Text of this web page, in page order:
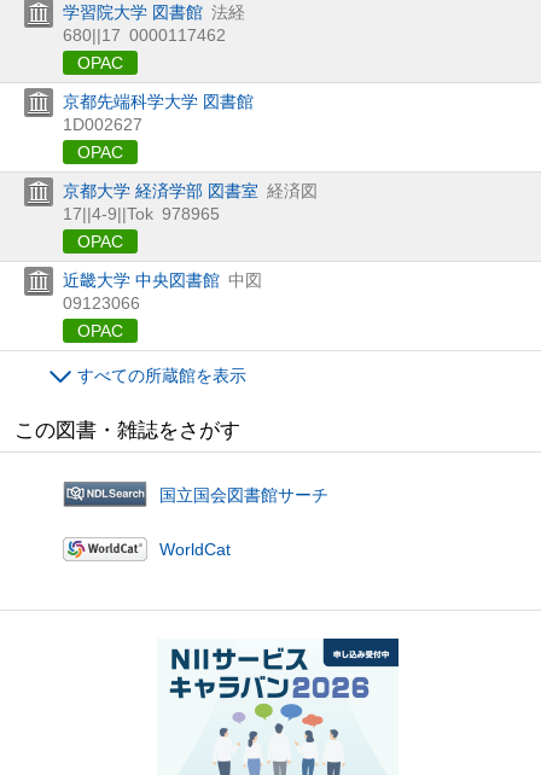
学習院大学 図書館 法経
680||17 0000117462
OPAC
京都先端科学大学 図書館
1D002627
OPAC
京都大学 経済学部 図書室 経済図
17||4-9||Tok 978965
OPAC
近畿大学 中央図書館 中図
09123066
OPAC
すべての所蔵館を表示
この図書・雑誌をさがす
国立国会図書館サーチ
WorldCat